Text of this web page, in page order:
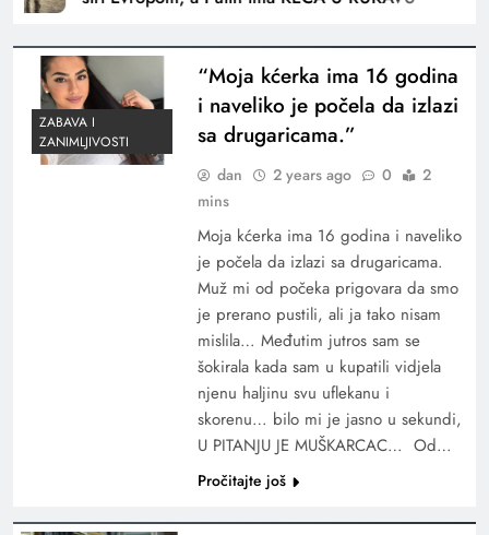
ZABAVA I
ZANIMLJIVOSTI
“Moja kćerka ima 16 godina
i naveliko je počela da izlazi
sa drugaricama.”
dan 2 years ago 0
2
mins
Moja kćerka ima 16 godina i naveliko
je počela da izlazi sa drugaricama.
Muž mi od počeka prigovara da smo
je prerano pustili, ali ja tako nisam
mislila… Međutim jutros sam se
šokirala kada sam u kupatili vidjela
njenu haljinu svu uflekanu i
skorenu… bilo mi je jasno u sekundi,
U PITANJU JE MUŠKARCAC… Od…
Pročitajte još